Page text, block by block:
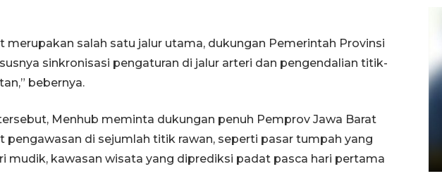
merupakan salah satu jalur utama, dukungan Pemerintah Provinsi
sinkronisasi pengaturan di jalur arteri dan pengendalian titik-
bebernya.
Menhub meminta dukungan penuh Pemprov Jawa Barat
pengawasan di sejumlah titik rawan, seperti pasar tumpah yang
mudik, kawasan wisata yang diprediksi padat pasca hari pertama
Pelanggan Filaha Farm setia
sampai 8 tahan?
1 Juni 2026 05:47